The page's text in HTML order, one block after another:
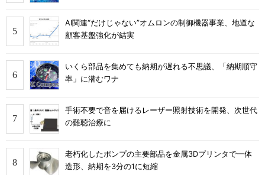
AI関連“だけじゃない”オムロンの制御機器事業、地道な
顧客基盤強化が結実
いくら部品を集めても納期が遅れる不思議、「納期順守
率」に潜むワナ
手術不要で音を届けるレーザー照射技術を開発、次世代
の難聴治療に
老朽化したポンプの主要部品を金属3Dプリンタで一体
造形、納期を3分の1に短縮